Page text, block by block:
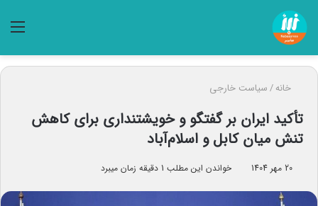
خانه/سیاست خارجی
تأکید ایران بر گفتگو و خویشتنداری برای کاهش
تنش میان کابل و اسلام‌آباد
20 مهر 1404 خواندن این مطلب 1 دقیقه زمان میبرد